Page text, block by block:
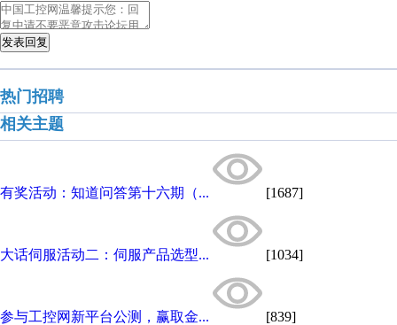
发表回复
热门招聘
相关主题
有奖活动：知道问答第十六期（... [1687]
大话伺服活动二：伺服产品选型... [1034]
参与工控网新平台公测，赢取金... [839]